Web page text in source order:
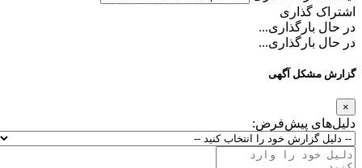
اشتراک گذاری
در حال بارگذاری...
در حال بارگذاری...
گزارش مشکل آگهی
×
دلیل‌های پیش‌فرض: